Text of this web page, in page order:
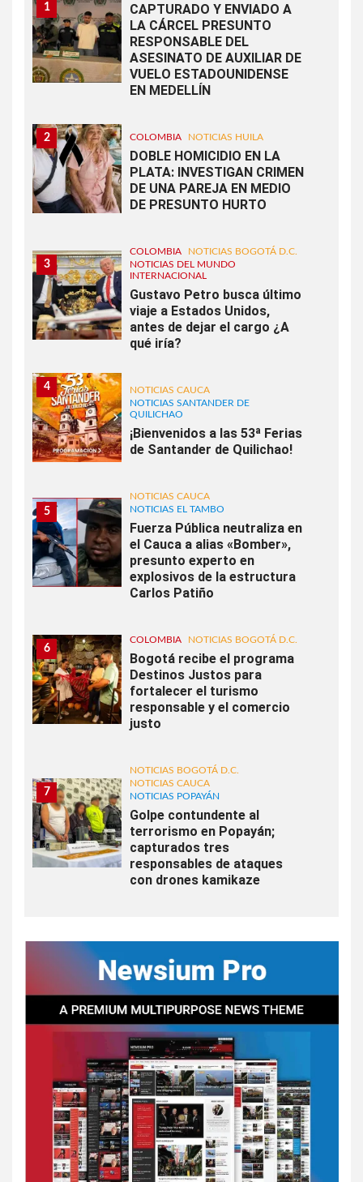
1
CAPTURADO Y ENVIADO A
LA CÁRCEL PRESUNTO
RESPONSABLE DEL
ASESINATO DE AUXILIAR DE
VUELO ESTADOUNIDENSE
EN MEDELLÍN
2 COLOMBIA NOTICIAS HUILA
DOBLE HOMICIDIO EN LA
PLATA: INVESTIGAN CRIMEN
DE UNA PAREJA EN MEDIO
DE PRESUNTO HURTO
3
COLOMBIA
NOTICIAS BOGOTÁ D.C.
NOTICIAS DEL MUNDO
INTERNACIONAL
Gustavo Petro busca último
viaje a Estados Unidos,
antes de dejar el cargo ¿A
qué iría?
4
NOTICIAS CAUCA
NOTICIAS SANTANDER DE
QUILICHAO
¡Bienvenidos a las 53ª Ferias
de Santander de Quilichao!
5
NOTICIAS CAUCA
NOTICIAS EL TAMBO
Fuerza Pública neutraliza en
el Cauca a alias «Bomber»,
presunto experto en
explosivos de la estructura
Carlos Patiño
6
COLOMBIA NOTICIAS BOGOTÁ D.C.
Bogotá recibe el programa
Destinos Justos para
fortalecer el turismo
responsable y el comercio
justo
7
NOTICIAS BOGOTÁ D.C.
NOTICIAS CAUCA
NOTICIAS POPAYÁN
Golpe contundente al
terrorismo en Popayán;
capturados tres
responsables de ataques
con drones kamikaze